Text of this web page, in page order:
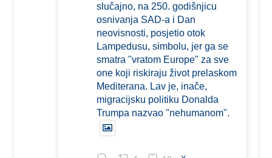
slučajno, na 250. godišnjicu
osnivanja SAD-a i Dan
neovisnosti, posjetio otok
Lampedusu, simbolu, jer ga se
smatra "vratom Europe" za sve
one koji riskiraju život prelaskom
Mediterana. Lav je, inače,
migracijsku politiku Donalda
Trumpa nazvao "nehumanom".